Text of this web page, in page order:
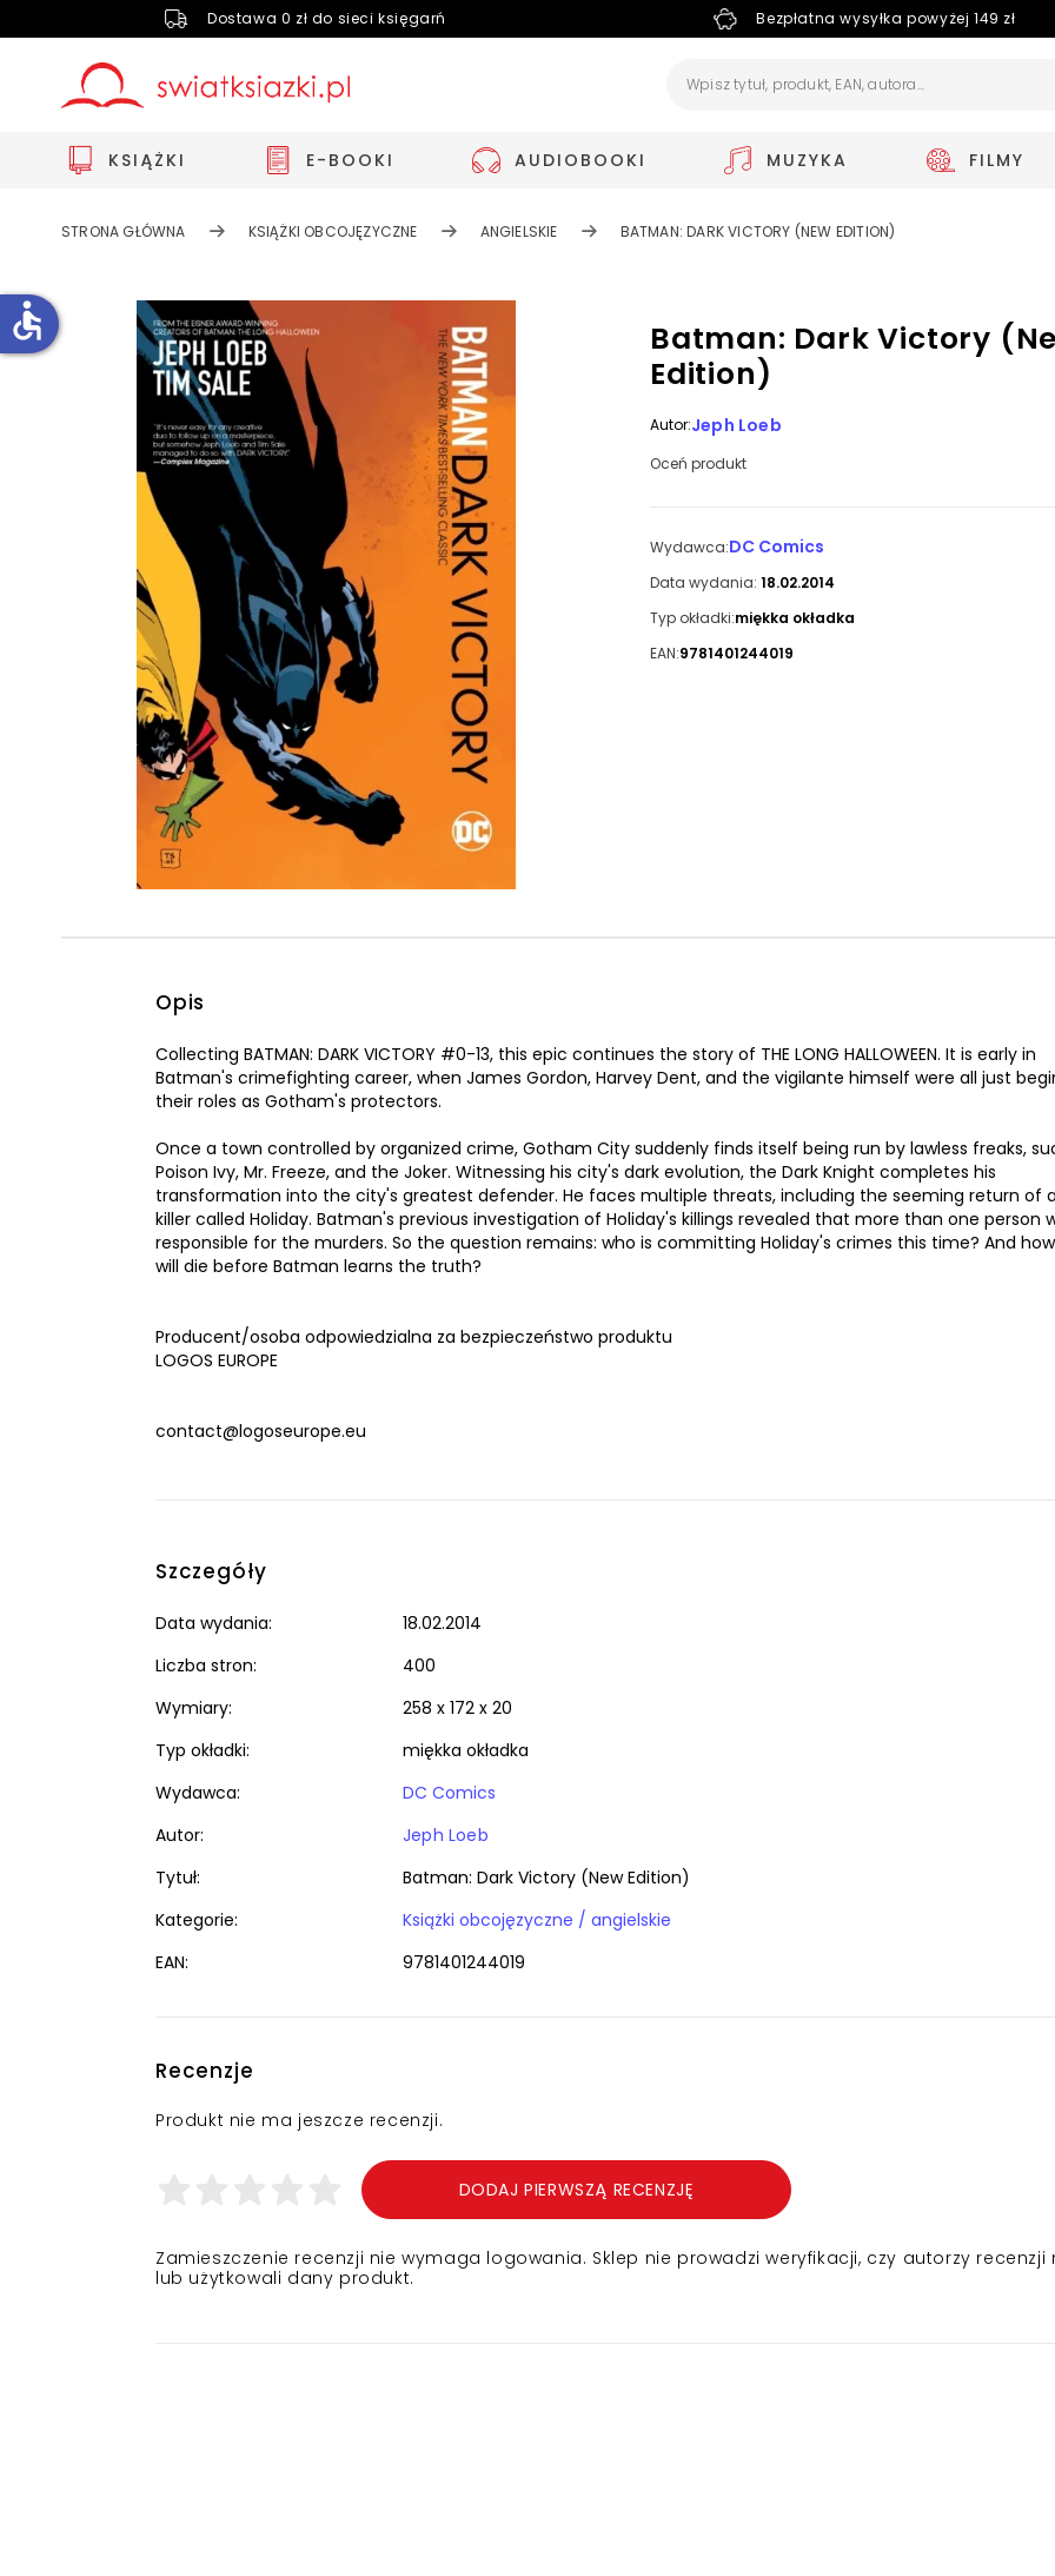
Dostawa 0 zł do sieci księgarń Bezpłatna wysyłka powyżej 149 zł
KSIĄŻKI E-BOOKI AUDIOBOOKI MUZYKA FILMY
STRONA GŁÓWNA KSIĄŻKI OBCOJĘZYCZNE ANGIELSKIE BATMAN: DARK VICTORY (NEW EDITION)
Batman: Dark Victory
Edition)
Autor:Jeph Loeb
Oceń produkt
Wydawca:DC Comics
Data wydania: 18.02.2014
Typ okładki:miękka okładka
EAN:9781401244019
Opis
Collecting BATMAN: DARK VICTORY #0-13, this epic continues the story of THE LONG HALLOWEEN. It is early in
Batman's crimefighting career, when James Gordon, Harvey Dent, and the vigilante himself were all just
their roles as Gotham's protectors.
Once a town controlled by organized crime, Gotham City suddenly finds itself being run by lawless freaks,
Poison Ivy, Mr. Freeze, and the Joker. Witnessing his city's dark evolution, the Dark Knight completes his
transformation into the city's greatest defender. He faces multiple threats, including the seeming return of
killer called Holiday. Batman's previous investigation of Holiday's killings revealed that more than one person
responsible for the murders. So the question remains: who is committing Holiday's crimes this time? And
will die before Batman learns the truth?
Producent/osoba odpowiedzialna za bezpieczeństwo produktu
LOGOS EUROPE
contact@logoseurope.eu
Szczegóły
Data wydania:
18.02.2014
Liczba stron:
400
Wymiary:
258 x 172 x 20
Typ okładki:
miękka okładka
Wydawca:
DC Comics
Autor:
Jeph Loeb
Tytuł:
Batman: Dark Victory (New Edition)
Kategorie:
Książki obcojęzyczne / angielskie
EAN:
9781401244019
Recenzje
Produkt nie ma jeszcze recenzji.
DODAJ PIERWSZĄ RECENZJĘ
Zamieszczenie recenzji nie wymaga logowania. Sklep nie prowadzi weryfikacji, czy autorzy recenzji
lub użytkowali dany produkt.
accessible
Zwiększ rozmiar czcionki
Zmniejsz rozmiar czcionki
Odwróć kolory
Skala szarości
Powiększony kursor
Pomoc w czytaniu
Podkreślenie linków